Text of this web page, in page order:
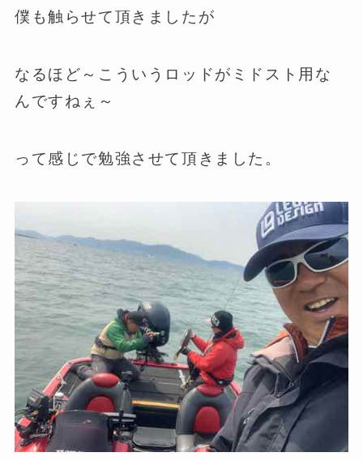
僕も触らせて頂きましたが
なるほど～こういうロッドがミドスト用な
んですねぇ～
って感じで勉強させて頂きました。